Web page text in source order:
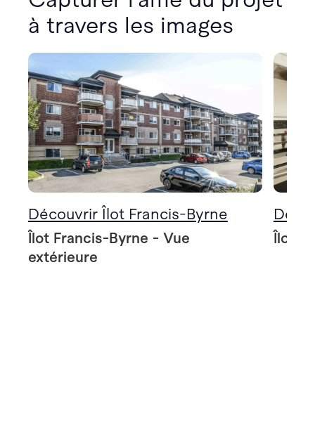
à travers les images
Découvrir Îlot Francis-Byrne
Îlot Francis-Byrne - Vue
extérieure
Îlot